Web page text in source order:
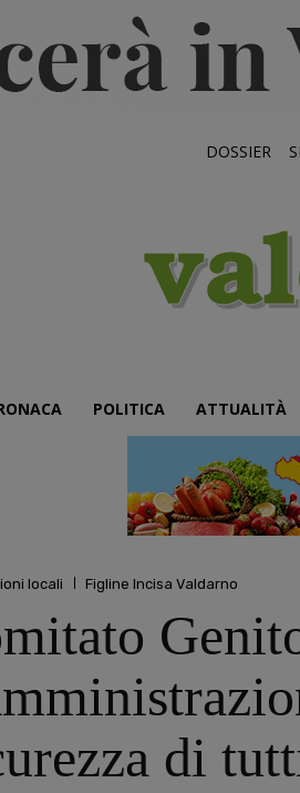
DOSSIER
POLITICA ATTUALITÀ
locali Figline Incisa Valdarno
di